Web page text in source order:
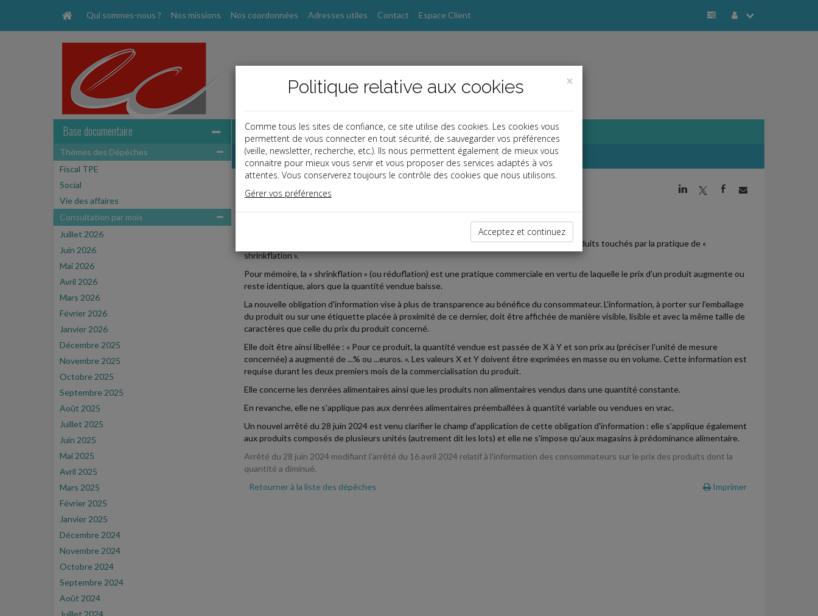
Qui sommes-nous ? Nos missions Nos coordonnées Adresses utiles Contact Espace Client
Base documentaire
Thémes des Dépêches
Fiscal TPE
Social
Vie des affaires
Consultation par mois
Juillet 2026
Juin 2026
Mai 2026
Avril 2026
Mars 2026
Février 2026
Janvier 2026
Décembre 2025
Novembre 2025
Octobre 2025
Septembre 2025
Août 2025
Juillet 2025
Juin 2025
Mai 2025
Avril 2025
Mars 2025
Février 2025
Janvier 2025
Décembre 2024
Novembre 2024
Octobre 2024
Septembre 2024
Août 2024
Juillet 2024
Dépêches
j a b
Date: 2024-07-24
Depuis le 1er juillet 2024, les supermarchés doivent informer les consommateurs des produits touchés par la pratique de «
shrinkflation ».
Pour mémoire, la « shrinkflation » (ou réduflation) est une pratique commerciale en vertu de laquelle le prix d'un produit augmente ou
reste identique, alors que la quantité vendue baisse.
La nouvelle obligation d'information vise à plus de transparence au bénéfice du consommateur. L'information, à porter sur l'emballage
du produit ou sur une étiquette placée à proximité de ce dernier, doit être affichée de manière visible, lisible et avec la même taille de
caractères que celle du prix du produit concerné.
Elle doit être ainsi libellée : « Pour ce produit, la quantité vendue est passée de X à Y et son prix au (préciser l'unité de mesure
concernée) a augmenté de ...% ou ...euros. ». Les valeurs X et Y doivent être exprimées en masse ou en volume. Cette information est
requise durant les deux premiers mois de la commercialisation du produit.
Elle concerne les denrées alimentaires ainsi que les produits non alimentaires vendus dans une quantité constante.
En revanche, elle ne s'applique pas aux denrées alimentaires préemballées à quantité variable ou vendues en vrac.
Un nouvel arrêté du 28 juin 2024 est venu clarifier le champ d'application de cette obligation d'information : elle s'applique également
aux produits composés de plusieurs unités (autrement dit les lots) et elle ne s'impose qu'aux magasins à prédominance alimentaire.
Arrêté du 28 juin 2024 modifiant l'arrêté du 16 avril 2024 relatif à l'information des consommateurs sur le prix des produits dont la
quantité a diminué.
Retourner à la liste des dépêches
Imprimer
×
Politique relative aux cookies
Comme tous les sites de confiance, ce site utilise des cookies. Les cookies vous
permettent de vous connecter en tout sécurité, de sauvegarder vos préférences
(veille, newsletter, recherche, etc.). Ils nous permettent également de mieux vous
connaitre pour mieux vous servir et vous proposer des services adaptés à vos
attentes. Vous conserverez toujours le contrôle des cookies que nous utilisons.
Gérer vos préférences
Acceptez et continuez